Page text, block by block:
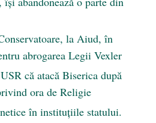
la Aiud, în
abrogarea Legii Vexler
că atacă Biserica după
ora de Religie
în instituțiile statului.